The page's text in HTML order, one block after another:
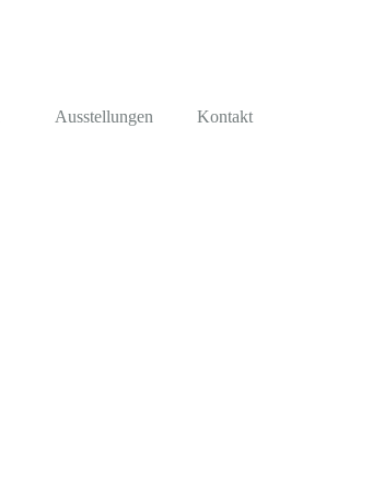
Ausstellungen Kontakt